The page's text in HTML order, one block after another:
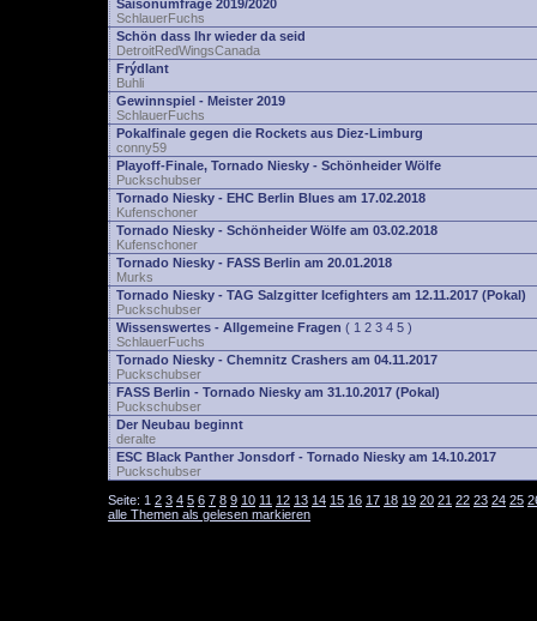
Saisonumfrage 2019/2020
SchlauerFuchs
Schön dass Ihr wieder da seid
DetroitRedWingsCanada
Frýdlant
Buhli
Gewinnspiel - Meister 2019
SchlauerFuchs
Pokalfinale gegen die Rockets aus Diez-Limburg
conny59
Playoff-Finale, Tornado Niesky - Schönheider Wölfe
Puckschubser
Tornado Niesky - EHC Berlin Blues am 17.02.2018
Kufenschoner
Tornado Niesky - Schönheider Wölfe am 03.02.2018
Kufenschoner
Tornado Niesky - FASS Berlin am 20.01.2018
Murks
Tornado Niesky - TAG Salzgitter Icefighters am 12.11.2017 (Pokal)
Puckschubser
Wissenswertes - Allgemeine Fragen ( 1 2 3 4 5 )
SchlauerFuchs
Tornado Niesky - Chemnitz Crashers am 04.11.2017
Puckschubser
FASS Berlin - Tornado Niesky am 31.10.2017 (Pokal)
Puckschubser
Der Neubau beginnt
deralte
ESC Black Panther Jonsdorf - Tornado Niesky am 14.10.2017
Puckschubser
Seite: 1 2 3 4 5 6 7 8 9 10 11 12 13 14 15 16 17 18 19 20 21 22 23 24 25
alle Themen als gelesen markieren